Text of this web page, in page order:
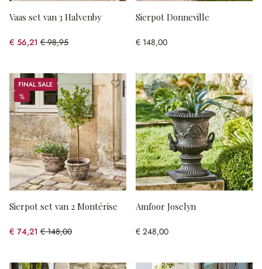
Vaas set van 3 Halvenby
€ 56,21 € 98,95
(43.19% gespart)
Sierpot Donneville
€ 148,00
Sale
%
%
Sierpot set van 2 Montérise
€ 74,21 € 148,00
(49.86% gespart)
Amfoor Joselyn
€ 248,00